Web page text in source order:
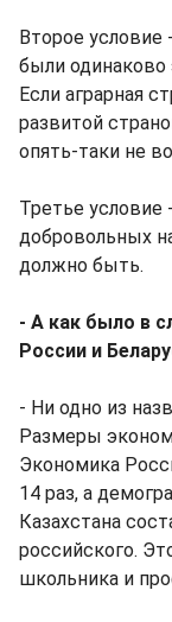
Второе
были
Если аграрная
развитой
опять-таки не
Третье
добровольных
должно быть.
- А как было в
России и
- Ни одно из
Размеры
Экономика
14 раз, а
Казахстана
российского.
школьника и